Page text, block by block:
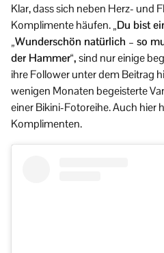
Klar, dass sich neben Herz- und
Komplimente häufen.„Du bist
„Wunderschön natürlich – so
der Hammer“,sind nur einige
ihre Follower unter dem Beitrag
wenigen Monaten begeisterte
einer Bikini-Fotoreihe. Auch hier
Komplimenten.